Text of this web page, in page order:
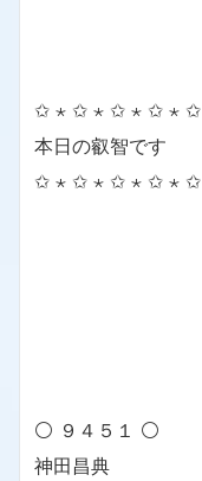
✩ ⋆ ✩ ⋆ ✩ ⋆ ✩ ⋆ ✩
本日の叡智です
✩ ⋆ ✩ ⋆ ✩ ⋆ ✩ ⋆ ✩
⚪ ９４５１ ⚪
神田昌典